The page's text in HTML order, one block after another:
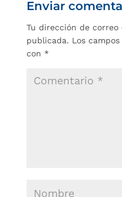
Enviar
Tu dirección de correo
publicada. Los
con *